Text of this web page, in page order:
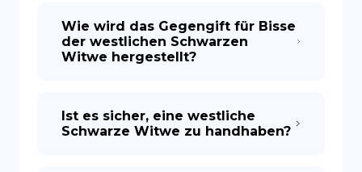
Wie wird das Gegengift für Bisse
der westlichen Schwarzen
Witwe hergestellt?
Ist es sicher, eine westliche
Schwarze Witwe zu handhaben?